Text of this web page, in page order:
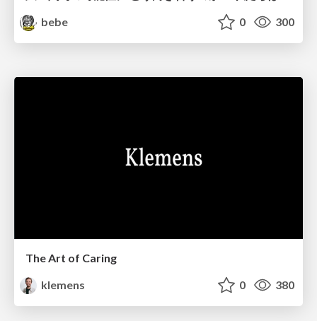
bebe
0 300
The Art of Caring
klemens
0 380